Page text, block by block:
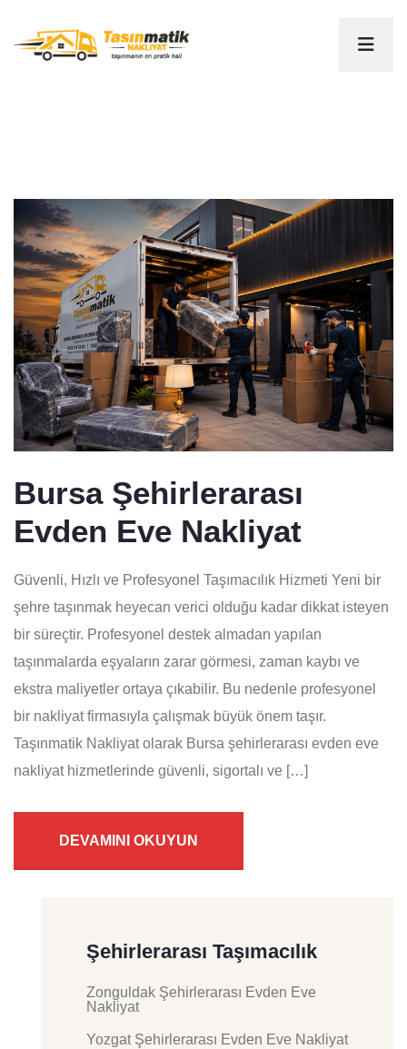
Bursa Şehirlerarası
Evden Eve Nakliyat
Güvenli, Hızlı ve Profesyonel Taşımacılık Hizmeti Yeni bir
şehre taşınmak heyecan verici olduğu kadar dikkat isteyen
bir süreçtir. Profesyonel destek almadan yapılan
taşınmalarda eşyaların zarar görmesi, zaman kaybı ve
ekstra maliyetler ortaya çıkabilir. Bu nedenle profesyonel
bir nakliyat firmasıyla çalışmak büyük önem taşır.
Taşınmatik Nakliyat olarak Bursa şehirlerarası evden eve
nakliyat hizmetlerinde güvenli, sigortalı ve […]
DEVAMINI OKUYUN
Şehirlerarası Taşımacılık
Zonguldak Şehirlerarası Evden Eve
Nakliyat
Yozgat Şehirlerarası Evden Eve Nakliyat